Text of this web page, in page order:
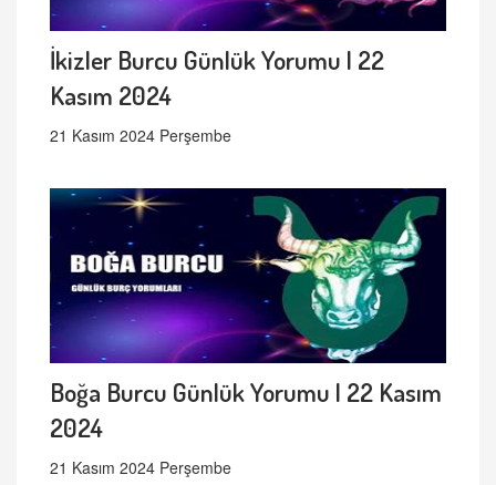
İkizler Burcu Günlük Yorumu | 22
Kasım 2024
21 Kasım 2024 Perşembe
Boğa Burcu Günlük Yorumu | 22 Kasım
2024
21 Kasım 2024 Perşembe